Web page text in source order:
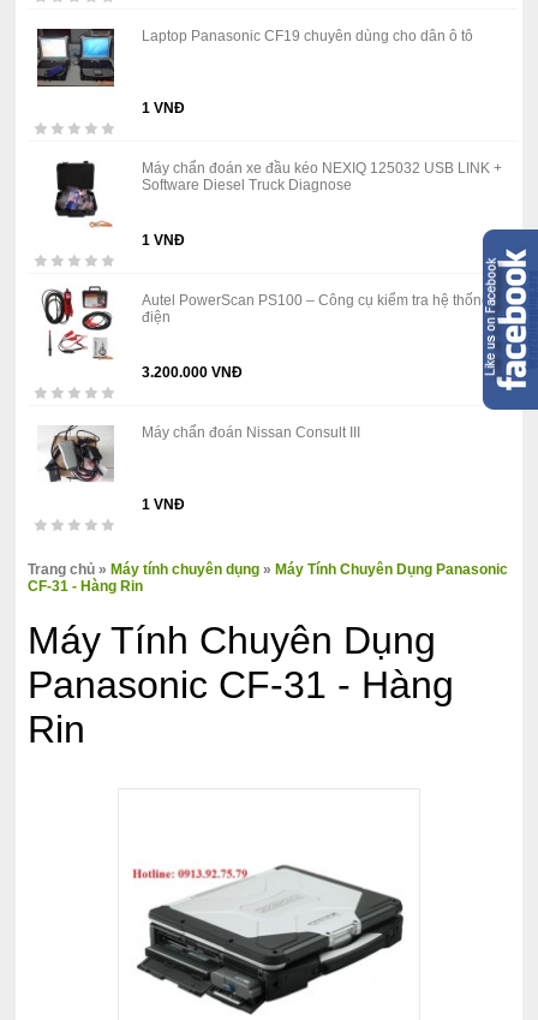
Laptop Panasonic CF19 chuyên dùng cho dân ô tô
1 VNĐ
Máy chẩn đoán xe đầu kéo NEXIQ 125032 USB LINK +
Software Diesel Truck Diagnose
1 VNĐ
Autel PowerScan PS100 – Công cụ kiểm tra hệ thống
điện
3.200.000 VNĐ
Máy chẩn đoán Nissan Consult III
1 VNĐ
Trang chủ » Máy tính chuyên dụng » Máy Tính Chuyên Dụng Panasonic
CF-31 - Hàng Rin
Máy Tính Chuyên Dụng
Panasonic CF-31 - Hàng
Rin